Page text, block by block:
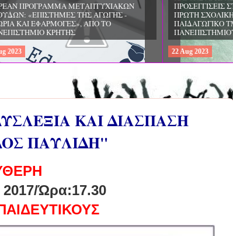
ΠΡΟΓΡΑΜΜΑ ΜΕΤΑΠΤΥΧΙΑΚΩΝ
"ΕΙΔΙΚΗ ΑΓΩΓΗ ΚΑΙ
ΣΤΟ ΠΑΝΕΠΙΣΤΗΜΙΟ
2023
ΔΩΡΕΑΝ
ΣΠΟΥΔΩΝ:
ΘΕΩΡΙΑ ΚΑΙ
22Aug 2023
ΚΑΙ ΔΙΑΣΠΑΣΗ
ΠΑΥΛΙΔΗ"
2017/Ώρα:17.30